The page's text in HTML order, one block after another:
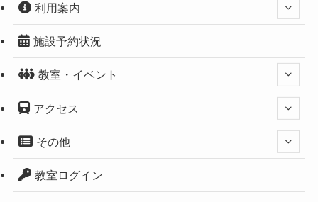
利用案内
施設予約状況
教室・イベント
アクセス
その他
教室ログイン